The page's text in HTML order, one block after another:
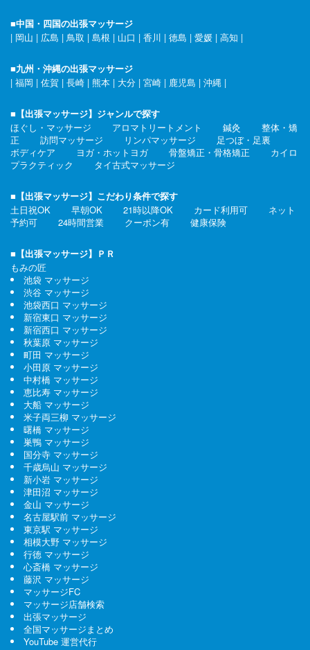
■中国・四国の出張マッサージ
| 岡山 | 広島 | 鳥取 | 島根 | 山口 | 香川 | 徳島 | 愛媛 | 高知 |
■九州・沖縄の出張マッサージ
| 福岡 | 佐賀 | 長崎 | 熊本 | 大分 | 宮崎 | 鹿児島 | 沖縄 |
■【出張マッサージ】ジャンルで探す
ほぐし・マッサージ
アロマトリートメント 鍼灸
整体・矯
正
訪問マッサージ リンパマッサージ
足つぼ・足裏
ボディケア
ヨガ・ホットヨガ 骨盤矯正・骨格矯正
カイロ
プラクティック
タイ古式マッサージ
■【出張マッサージ】こだわり条件で探す
土日祝OK
早朝OK 21時以降OK カード利用可
ネット
予約可
24時間営業 クーポン有 健康保険
■【出張マッサージ】ＰＲ
もみの匠
池袋 マッサージ
渋谷 マッサージ
池袋西口 マッサージ
新宿東口 マッサージ
新宿西口 マッサージ
秋葉原 マッサージ
町田 マッサージ
小田原 マッサージ
中村橋 マッサージ
恵比寿 マッサージ
大船 マッサージ
米子両三柳 マッサージ
曙橋 マッサージ
巣鴨 マッサージ
国分寺 マッサージ
千歳烏山 マッサージ
新小岩 マッサージ
津田沼 マッサージ
金山 マッサージ
名古屋駅前 マッサージ
東京駅 マッサージ
相模大野 マッサージ
行徳 マッサージ
心斎橋 マッサージ
藤沢 マッサージ
マッサージFC
マッサージ店舗検索
出張マッサージ
全国マッサージまとめ
YouTube 運営代行